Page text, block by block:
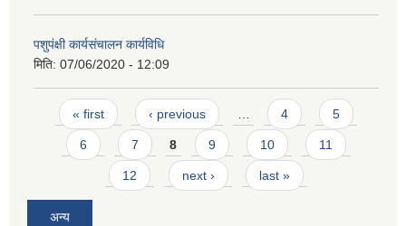
पशुपंक्षी कार्यसंचालन कार्यविधि
मिति: 07/06/2020 - 12:09
Pages
« first ‹ previous 4 5
6 7 8 9 10 11
12 next › last »
अन्य